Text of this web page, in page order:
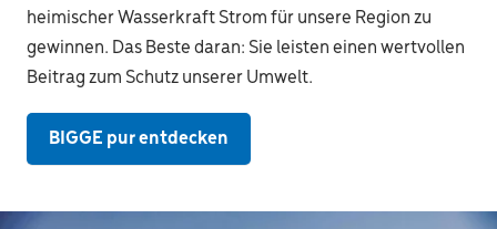
heimischer Wasserkraft Strom für unsere Region zu
gewinnen. Das Beste daran: Sie leisten einen wertvollen
Beitrag zum Schutz unserer Umwelt.
BIGGE pur entdecken